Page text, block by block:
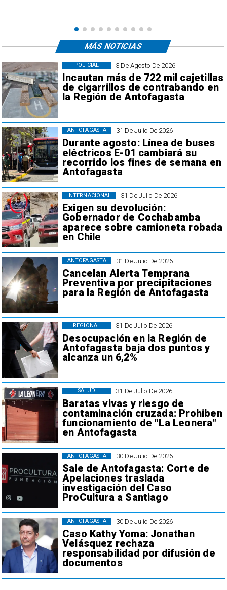
3 De Agosto De 2026
Incautan más de 722 mil cajetillas
de cigarrillos de contrabando en
la Región de Antofagasta
POLICIAL
31 De Julio De 2026
Durante agosto: Línea de buses
eléctricos E-01 cambiará su
recorrido los fines de semana en
Antofagasta
ANTOFAGASTA
31 De Julio De 2026
Exigen su devolución:
Gobernador de Cochabamba
aparece sobre camioneta robada
en Chile
INTERNACIONAL
31 De Julio De 2026
Cancelan Alerta Temprana
Preventiva por precipitaciones
para la Región de Antofagasta
ANTOFAGASTA
31 De Julio De 2026
Desocupación en la Región de
Antofagasta baja dos puntos y
alcanza un 6,2%
REGIONAL
31 De Julio De 2026
Baratas vivas y riesgo de
contaminación cruzada: Prohiben
funcionamiento de "La Leonera"
en Antofagasta
SALUD
30 De Julio De 2026
Sale de Antofagasta: Corte de
Apelaciones traslada
investigación del Caso
ProCultura a Santiago
ANTOFAGASTA
30 De Julio De 2026
Caso Kathy Yoma: Jonathan
Velásquez rechaza
responsabilidad por difusión de
documentos
ANTOFAGASTA
MÁS NOTICIAS